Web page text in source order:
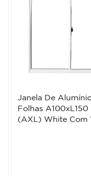
Janela De
Folhas A100xL150
(AXL) White Com